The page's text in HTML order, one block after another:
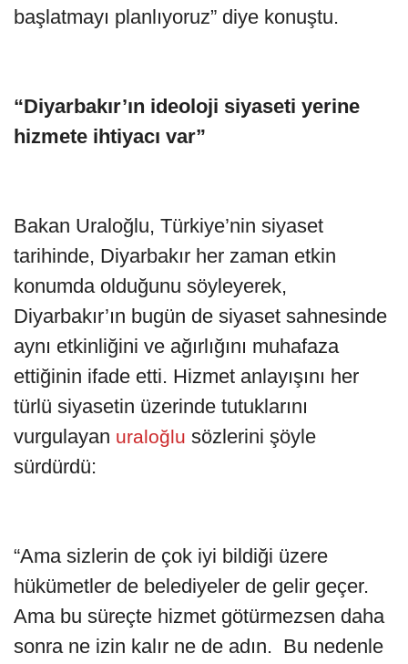
başlatmayı planlıyoruz” diye konuştu.
“Diyarbakır’ın ideoloji siyaseti yerine
hizmete ihtiyacı var”
Bakan Uraloğlu, Türkiye’nin siyaset
tarihinde, Diyarbakır her zaman etkin
konumda olduğunu söyleyerek,
Diyarbakır’ın bugün de siyaset sahnesinde
aynı etkinliğini ve ağırlığını muhafaza
ettiğinin ifade etti. Hizmet anlayışını her
türlü siyasetin üzerinde tutuklarını
vurgulayan uraloğlu sözlerini şöyle
sürdürdü:
“Ama sizlerin de çok iyi bildiği üzere
hükümetler de belediyeler de gelir geçer.
Ama bu süreçte hizmet götürmezsen daha
sonra ne izin kalır ne de adın. Bu nedenle